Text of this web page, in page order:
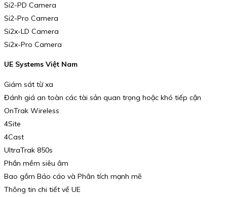
Si2-PD Camera
Si2-Pro Camera
Si2x-LD Camera
Si2x-Pro Camera
UE Systems Việt Nam
Giám sát từ xa
Đánh giá an toàn các tài sản quan trọng hoặc khó tiếp cận
OnTrak Wireless
4Site
4Cast
UltraTrak 850s
Phần mềm siêu âm
Bao gồm Báo cáo và Phân tích mạnh mẽ
Thông tin chi tiết về UE